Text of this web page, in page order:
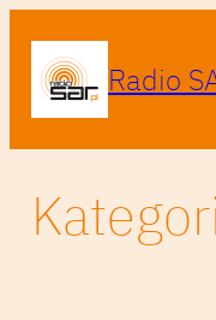
treści
Radio